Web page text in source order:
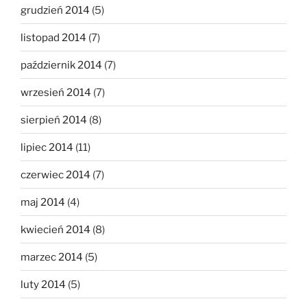
grudzień 2014 (5)
listopad 2014 (7)
październik 2014 (7)
wrzesień 2014 (7)
sierpień 2014 (8)
lipiec 2014 (11)
czerwiec 2014 (7)
maj 2014 (4)
kwiecień 2014 (8)
marzec 2014 (5)
luty 2014 (5)